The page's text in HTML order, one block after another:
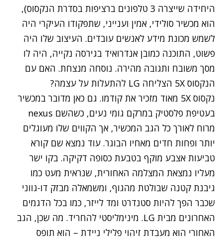
היחידה שייצרה 3 טלפונים ברציפות בסדרת הנקסוס),
הוא מכשיר סולידי, אמין וענייני, שתפקודו העיקרי היה
לשמש מכונת מידע לאנשים עובדים. העיצוב שלו היה
פשוט, התוכנה כמובן אנדרואיד בגירסה נקייה, היה לו
מסך משובח ותגובה מהירה. נוסחה מנצחת. האם עם
הנקסוס 5X הצליחה LG להתעלות על עצמה?
נקסוס 5X מאוד מזכיר את קודמו. גם כאן מדובר במכשיר
בעטיפת פלסטיק במרקם גומי נעים, כשהשם nexus
מרוח לאורך כל הגב המכשיר, אך הקווים שלו מעוגלים
יותר ופחות חדים מאחיו הבוגר. עוד נמצא שם קורא
טביעות אצבע מוקף בטבעת כסופה דקיקה. בקו ישר
מעליו נמצאת המצלמה האחורית, שנראית מעט כמו
גיבנת קטנה שבולטת מהגוף, ומשמאלה מבזק דו-גווני
שכבר הפך להיות סטנדרט ומד לייזר, כמו בכל הדגמים
האחרונים מבית LG. מינימליסטי להחריד. מה שכן, הגב
האחורי הוא מעבדת זיהוי פלילי ניידת – הוא תופס